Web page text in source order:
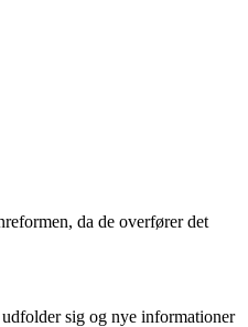
da de overfører det
sig og nye informationer